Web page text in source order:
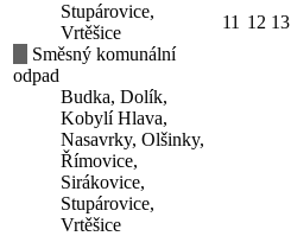
Stupárovice,
Vrtěšice
Směsný komunální
odpad
Budka, Dolík,
Kobylí Hlava,
Nasavrky, Olšinky,
Římovice,
Sirákovice,
Stupárovice,
Vrtěšice
11 12 13